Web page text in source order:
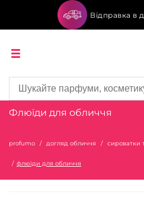
Відправка в
Флюїди для обличчя
profumo догляд обличчя сироватки
флюїди для обличчя